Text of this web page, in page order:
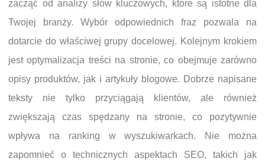
zacząć od analizy słów kluczowych, które są istotne dla
Twojej branży. Wybór odpowiednich fraz pozwala na
dotarcie do właściwej grupy docelowej. Kolejnym krokiem
jest optymalizacja treści na stronie, co obejmuje zarówno
opisy produktów, jak i artykuły blogowe. Dobrze napisane
teksty nie tylko przyciągają klientów, ale również
zwiększają czas spędzany na stronie, co pozytywnie
wpływa na ranking w wyszukiwarkach. Nie można
zapomnieć o technicznych aspektach SEO, takich jak